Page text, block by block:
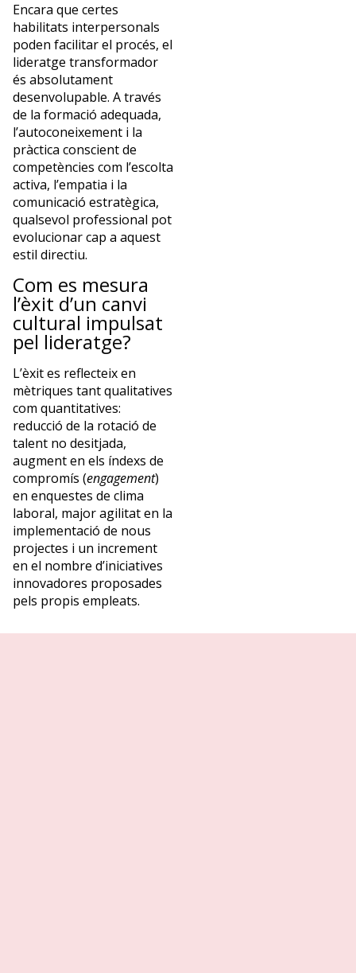
Encara que certes
habilitats interpersonals
poden facilitar el procés, el
lideratge transformador
és absolutament
desenvolupable. A través
de la formació adequada,
l’autoconeixement i la
pràctica conscient de
competències com l’escolta
activa, l’empatia i la
comunicació estratègica,
qualsevol professional pot
evolucionar cap a aquest
estil directiu.
Com es mesura
l’èxit d’un canvi
cultural impulsat
pel lideratge?
L’èxit es reflecteix en
mètriques tant qualitatives
com quantitatives:
reducció de la rotació de
talent no desitjada,
augment en els índexs de
compromís (engagement)
en enquestes de clima
laboral, major agilitat en la
implementació de nous
projectes i un increment
en el nombre d’iniciatives
innovadores proposades
pels propis empleats.